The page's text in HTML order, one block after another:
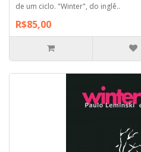
de um ciclo. "Winter", do inglê..
R$85,00